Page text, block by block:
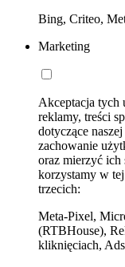
Bing, Criteo,
Marketing
Akceptacja tych
reklamy, treści
dotyczące
zachowanie
oraz mierzyć ich
korzystamy w
trzecich:
Meta-Pixel,
(RTBHouse),
kliknięciach,